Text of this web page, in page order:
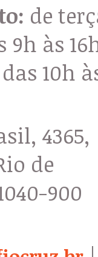
de
às
10h
4365,
de
900